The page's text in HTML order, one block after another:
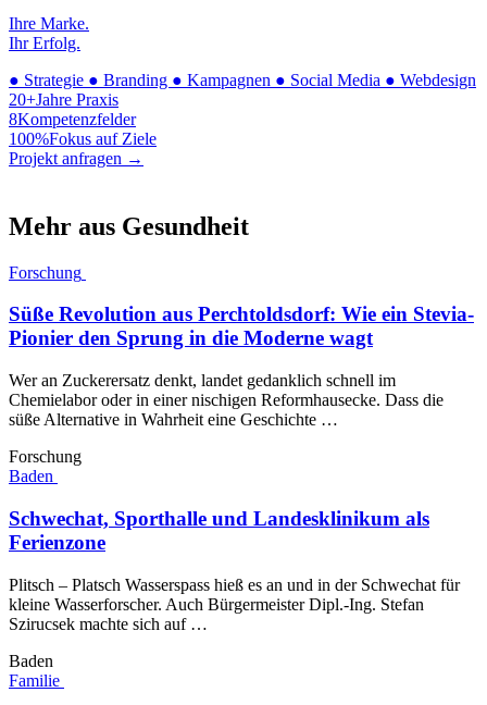
Ihre Marke.
Ihr Erfolg.
● Strategie ● Branding ● Kampagnen ● Social Media ● Webdesign
20+Jahre Praxis
8Kompetenzfelder
100%Fokus auf Ziele
Projekt anfragen →
Mehr aus Gesundheit
Forschung
Süße Revolution aus Perchtoldsdorf: Wie ein Stevia-
Pionier den Sprung in die Moderne wagt
Wer an Zuckerersatz denkt, landet gedanklich schnell im
Chemielabor oder in einer nischigen Reformhausecke. Dass die
süße Alternative in Wahrheit eine Geschichte …
Forschung
Baden
Schwechat, Sporthalle und Landesklinikum als
Ferienzone
Plitsch – Platsch Wasserspass hieß es an und in der Schwechat für
kleine Wasserforscher. Auch Bürgermeister Dipl.-Ing. Stefan
Szirucsek machte sich auf …
Baden
Familie